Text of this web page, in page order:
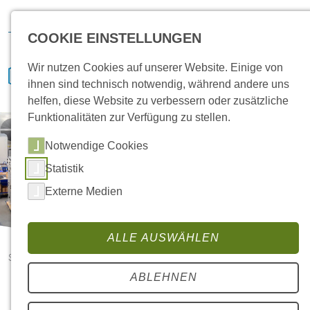
Startseite Jobs
COOKIE EINSTELLUNGEN
Wir nutzen Cookies auf unserer Website. Einige von
ihnen sind technisch notwendig, während andere uns
helfen, diese Website zu verbessern oder zusätzliche
Funktionalitäten zur Verfügung zu stellen.
Notwendige Cookies
Statistik
Externe Medien
ALLE AUSWÄHLEN
ABLEHNEN